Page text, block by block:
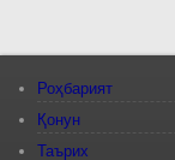
Роҳбарият
Қонун
Таърих